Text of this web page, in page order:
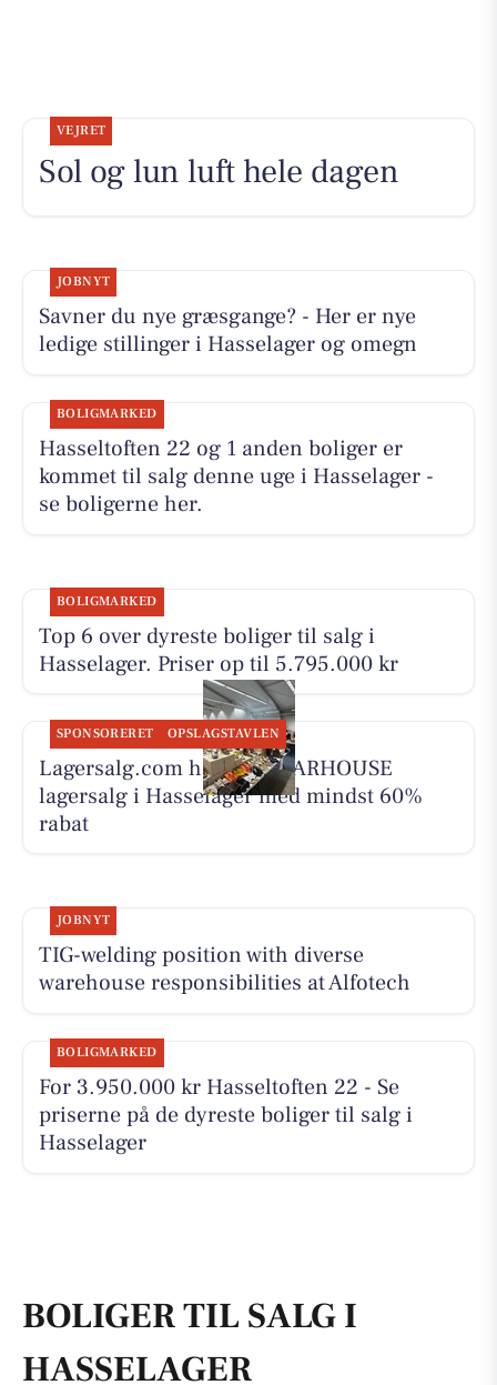
VEJRET
Sol og lun luft hele dagen
JOBNYT
Savner du nye græsgange? - Her er nye
ledige stillinger i Hasselager og omegn
BOLIGMARKED
Hasseltoften 22 og 1 anden boliger er
kommet til salg denne uge i Hasselager -
se boligerne her.
BOLIGMARKED
Top 6 over dyreste boliger til salg i
Hasselager. Priser op til 5.795.000 kr
SPONSORERET OPSLAGSTAVLEN
Lagersalg.com holder WEARHOUSE
lagersalg i Hasselager med mindst 60%
rabat
JOBNYT
TIG-welding position with diverse
warehouse responsibilities at Alfotech
BOLIGMARKED
For 3.950.000 kr Hasseltoften 22 - Se
priserne på de dyreste boliger til salg i
Hasselager
BOLIGER TIL SALG I
HASSELAGER